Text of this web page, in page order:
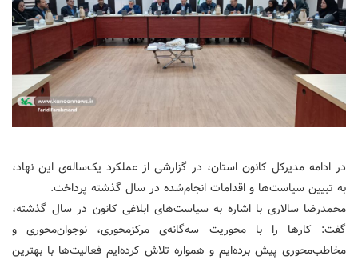
در ادامه مدیرکل کانون استان، در گزارشی از عملکرد یک‌ساله‌ی این نهاد،
به تبیین سیاست‌ها و اقدامات انجام‌شده در سال گذشته پرداخت.
محمدرضا سالاری با اشاره به سیاست‌های ابلاغی کانون در سال گذشته،
گفت: کارها را با محوریت سه‌گانه‌ی مرکزمحوری، نوجوان‌محوری و
مخاطب‌محوری پیش برده‌ایم و همواره تلاش کرده‌ایم فعالیت‌ها با بهترین